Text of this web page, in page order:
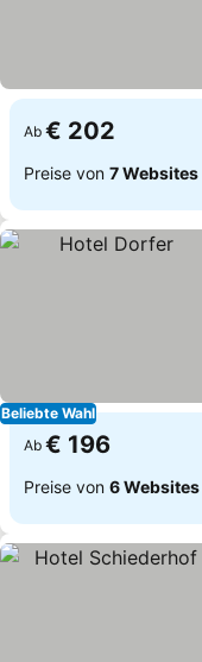
Ab € 202
Preise von 7 Websites
Beliebte Wahl
Ab € 196
Preise von 6 Websites